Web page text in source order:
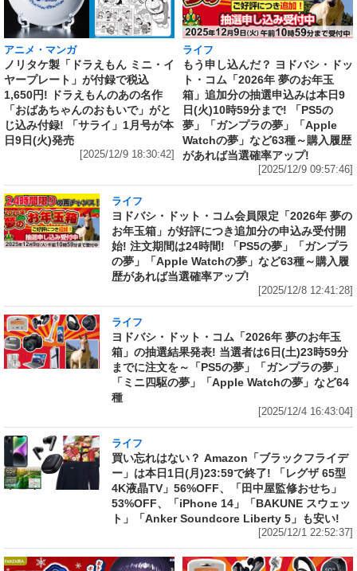
アニメ・マンガ
ノリタケ製「ドラえもん ミニ・イ
ヤープレート」が付録で税込
1,650円! ドラえもんのあの名作
「おばあちゃんのおもいで」がと
じ込み付録! 「サライ」1月号が本
日9日(火)発売
[2025/12/9 18:30:42]
ライフ
もう申し込んだ？ ヨドバシ・ドッ
ト・コム「2026年 夢のお年玉
箱」追加分の抽選申込みは本日9
日(火)10時59分まで! 「PS5の
夢」「ガンプラの夢」「Apple
Watchの夢」など63種～購入履歴
があれば当選確率アップ!
[2025/12/9 09:57:46]
ライフ
ヨドバシ・ドット・コム会員限定「2026年 夢の
お年玉箱」が好評につき追加分の申込み受付開
始! 注文期間は24時間! 「PS5の夢」「ガンプラ
の夢」「Apple Watchの夢」など63種～購入履
歴があれば当選確率アップ!
[2025/12/8 12:41:28]
ライフ
ヨドバシ・ドット・コム「2026年 夢のお年玉
箱」の抽選結果発表! 当選者は6日(土)23時59分
までに注文を～「PS5の夢」「ガンプラの夢」
「ミニ四駆の夢」「Apple Watchの夢」など64
種
[2025/12/4 16:43:04]
ライフ
買い忘れはない？ Amazon「ブラックフライデ
ー」は本日1日(月)23:59で終了! 「レグザ 65型
4K液晶TV」56%OFF、「田中屋監修おせち」
53%OFF、「iPhone 14」「BAKUNE スウェッ
ト」「Anker Soundcore Liberty 5」も安い!
[2025/12/1 22:52:37]